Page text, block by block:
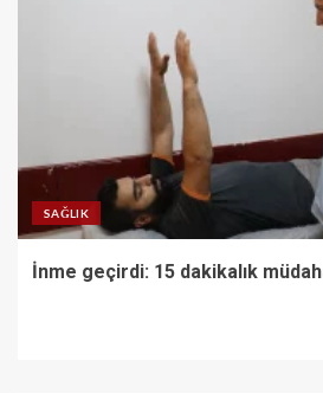
SAĞLIK
İnme geçirdi: 15 dakikalık